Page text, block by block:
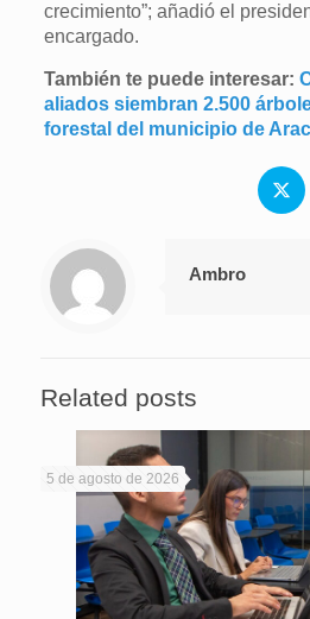
crecimiento”; añadió el
encargado.
También te puede interesar:
aliados siembran 2.500
forestal del municipio de
Ambro
Related posts
5 de agosto de 2026